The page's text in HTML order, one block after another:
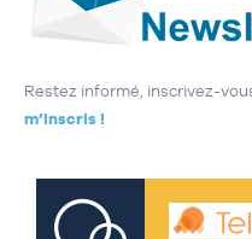
Restez informé, inscrivez-
m’inscris !